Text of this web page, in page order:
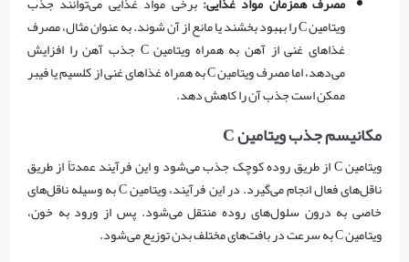
ویتامین C را بهبود بخشند یا مانع از آن شوند. به عنوان مثال، مصرف
غذاهای غنی از آهن به همراه ویتامین C جذب آهن را افزایش
می‌دهد، اما مصرف ویتامین C به همراه غذاهای غنی از کلسیم یا فیبر
ممکن است جذب آن را کاهش دهد.
مکانیسم جذب ویتامین C
ویتامین C از طریق روده کوچک جذب می‌شود و این فرآیند عمدتاً از طریق
ناقل‌های فعال انجام می‌گیرد. در این فرآیند، ویتامین C به وسیله ناقل‌های
خاصی به درون سلول‌های روده منتقل می‌شود. پس از ورود به خون،
ویتامین C به سرعت در بافت‌های مختلف بدن توزیع می‌شود.